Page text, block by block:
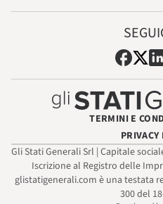
TERMINI E
PRIVACY
Gli Stati Generali Srl | Capitale
Iscrizione al Registro delle
glistatigenerali.com è una testata
300 del